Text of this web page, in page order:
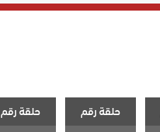
حلقة رقم حلقة رقم